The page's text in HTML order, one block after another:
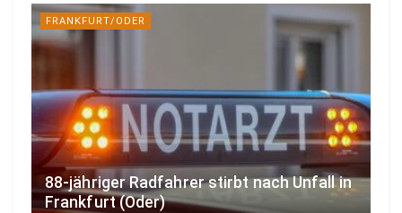
FRANKFURT/ODER
88-jähriger Radfahrer stirbt nach Unfall in
Frankfurt (Oder)